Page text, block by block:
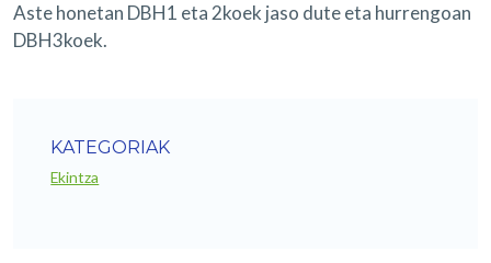
Aste honetan DBH1 eta 2koek jaso dute eta hurrengoan
DBH3koek.
KATEGORIAK
Ekintza